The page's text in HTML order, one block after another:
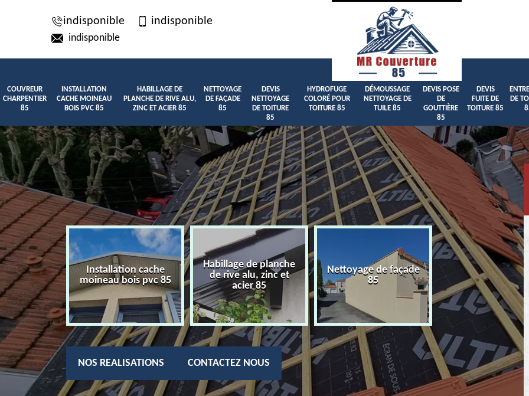
indisponible indisponible
indisponible
COUVREUR
CHARPENTIER
85
INSTALLATION
CACHE MOINEAU
BOIS PVC 85
HABILLAGE DE
PLANCHE DE RIVE ALU,
ZINC ET ACIER 85
NETTOYAGE
DE FAÇADE
85
DEVIS
NETTOYAGE
DE TOITURE
85
HYDROFUGE
COLORÉ POUR
TOITURE 85
DÉMOUSSAGE
NETTOYAGE DE
TUILE 85
DEVIS POSE
DE
GOUTTIÈRE
85
DEVIS
FUITE DE
TOITURE 85
DE
Installation cache
moineau bois pvc 85
Habillage de planche
de rive alu, zinc et
acier 85
Nettoyage de façade
85
Devis nettoyage
toiture 85
NOS REALISATIONS CONTACTEZ NOUS